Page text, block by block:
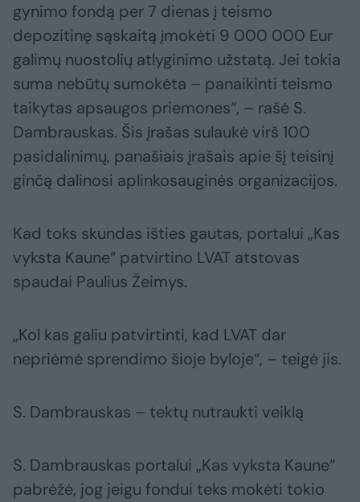
gynimo fondą per 7 dienas į teismo
depozitinę sąskaitą įmokėti 9 000 000 Eur
galimų nuostolių atlyginimo užstatą. Jei tokia
suma nebūtų sumokėta – panaikinti teismo
taikytas apsaugos priemones“, – rašė S.
Dambrauskas. Šis įrašas sulaukė virš 100
pasidalinimų, panašiais įrašais apie šį teisinį
ginčą dalinosi aplinkosauginės organizacijos.
Kad toks skundas išties gautas, portalui „Kas
vyksta Kaune“ patvirtino LVAT atstovas
spaudai Paulius Žeimys.
„Kol kas galiu patvirtinti, kad LVAT dar
nepriėmė sprendimo šioje byloje“, – teigė jis.
S. Dambrauskas – tektų nutraukti veiklą
S. Dambrauskas portalui „Kas vyksta Kaune“
pabrėžė, jog jeigu fondui teks mokėti tokio